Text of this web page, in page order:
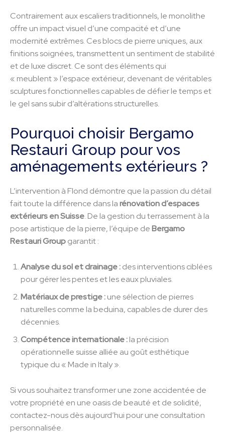
Contrairement aux escaliers traditionnels, le monolithe
offre un impact visuel d’une compacité et d’une
modernité extrêmes. Ces blocs de pierre uniques, aux
finitions soignées, transmettent un sentiment de stabilité
et de luxe discret. Ce sont des éléments qui
« meublent » l’espace extérieur, devenant de véritables
sculptures fonctionnelles capables de défier le temps et
le gel sans subir d’altérations structurelles.
Pourquoi choisir Bergamo
Restauri Group pour vos
aménagements extérieurs ?
L’intervention à Flond démontre que la passion du détail
fait toute la différence dans larénovation d’espaces
extérieurs en Suisse. De la gestion du terrassement à la
pose artistique de la pierre, l’équipe deBergamo
Restauri Groupgarantit :
Analyse du sol et drainage :des interventions ciblées
pour gérer les pentes et les eaux pluviales.
Matériaux de prestige :une sélection de pierres
naturelles comme la beduina, capables de durer des
décennies.
Compétence internationale :la précision
opérationnelle suisse alliée au goût esthétique
typique du « Made in Italy ».
Si vous souhaitez transformer une zone accidentée de
votre propriété en une oasis de beauté et de solidité,
contactez-nous dès aujourd’hui pour une consultation
personnalisée.